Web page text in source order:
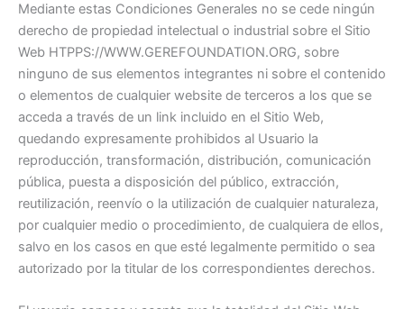
Mediante estas Condiciones Generales no se cede ningún
derecho de propiedad intelectual o industrial sobre el Sitio
Web HTPPS://WWW.GEREFOUNDATION.ORG, sobre
ninguno de sus elementos integrantes ni sobre el contenido
o elementos de cualquier website de terceros a los que se
acceda a través de un link incluido en el Sitio Web,
quedando expresamente prohibidos al Usuario la
reproducción, transformación, distribución, comunicación
pública, puesta a disposición del público, extracción,
reutilización, reenvío o la utilización de cualquier naturaleza,
por cualquier medio o procedimiento, de cualquiera de ellos,
salvo en los casos en que esté legalmente permitido o sea
autorizado por la titular de los correspondientes derechos.